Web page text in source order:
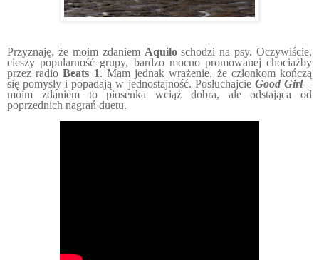
Przyznaję, że moim zdaniem Aquiloschodzi na psy. Oczywiście,
cieszy popularność grupy, bardzo mocno promowanej chociażby
przez radioBeats 1. Mam jednak wrażenie, że członkom kończą
się pomysły i popadają w jednostajność. Posłuchajcie Good Girl–
moim zdaniem to piosenka wciąż dobra, ale odstająca od
poprzednich nagrań duetu.